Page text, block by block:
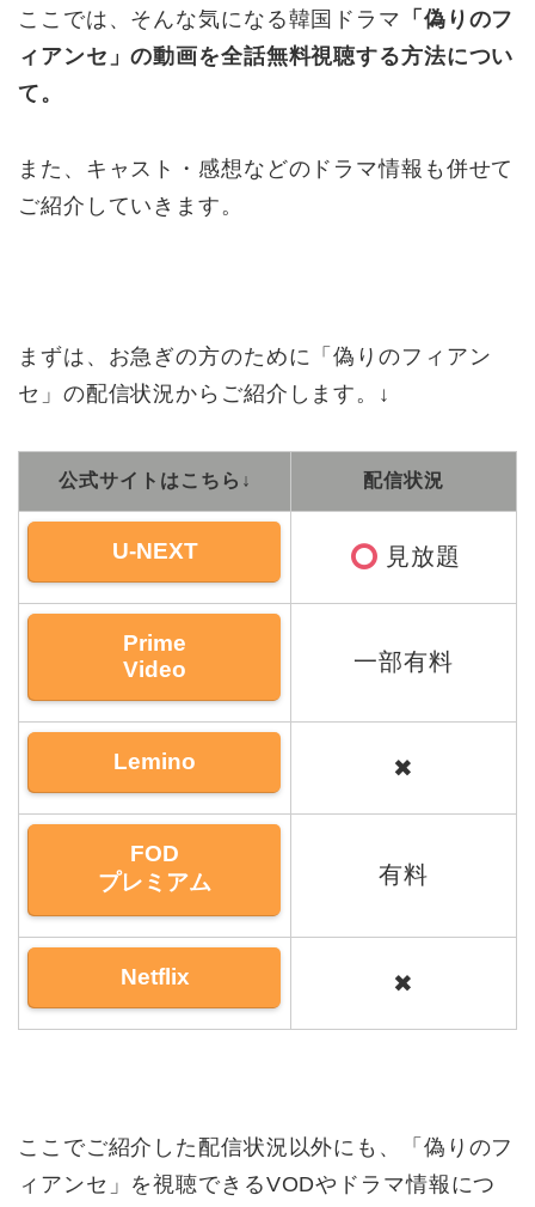
ここでは、そんな気になる韓国ドラマ 「偽りのフ
ィアンセ」の動画を全話無料視聴する方法につい
て。
また、キャスト・感想などのドラマ情報も併せて
ご紹介していきます。
まずは、お急ぎの方のために「偽りのフィアン
セ」の配信状況からご紹介します。↓
公式サイトはこちら↓ 配信状況
U-NEXT 見放題
Prime
Video
一部有料
Lemino ✖
FOD
プレミアム
有料
Netflix ✖
ここでご紹介した配信状況以外にも、「偽りのフ
ィアンセ」を視聴できるVODやドラマ情報につ